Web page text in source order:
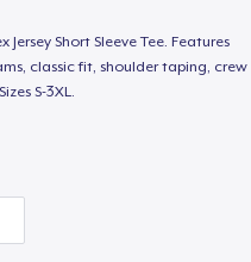
Short Sleeve Tee. Features
classic fit, shoulder taping, crew
S-3XL.